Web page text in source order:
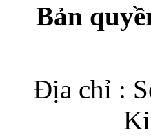
Bản
Địa chỉ :